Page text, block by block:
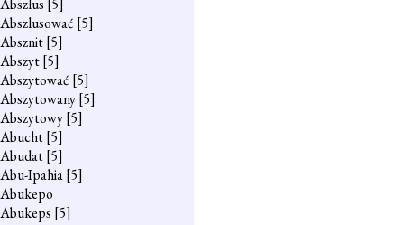
Abszlus [5]
Abszlusować [5]
Absznit[5]
Abszyt[5]
Abszytować [5]
Abszytowany[5]
Abszytowy[5]
Abucht[5]
Abudat[5]
Abu-Ipahia[5]
Abukepo
Abukeps [5]